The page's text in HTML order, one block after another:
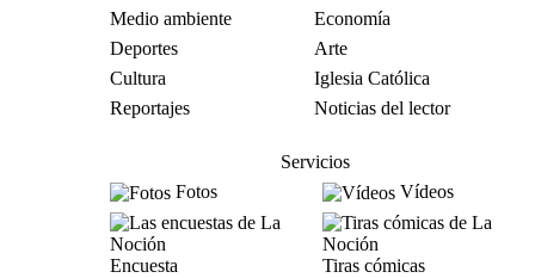
Medio ambiente
Economía
Deportes
Arte
Cultura
Iglesia Católica
Reportajes
Noticias del lector
Servicios
Fotos
Vídeos
Encuesta Tiras cómicas